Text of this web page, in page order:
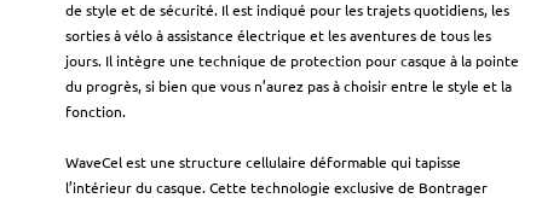
de style et de sécurité. Il est indiqué pour les trajets quotidiens, les
sorties à vélo à assistance électrique et les aventures de tous les
jours. Il intègre une technique de protection pour casque à la pointe
du progrès, si bien que vous n’aurez pas à choisir entre le style et la
fonction.
WaveCel est une structure cellulaire déformable qui tapisse
l’intérieur du casque. Cette technologie exclusive de Bontrager